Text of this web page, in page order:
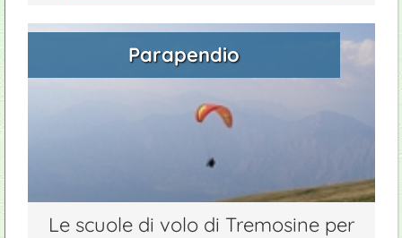
Parapendio
Le scuole di volo di Tremosine per